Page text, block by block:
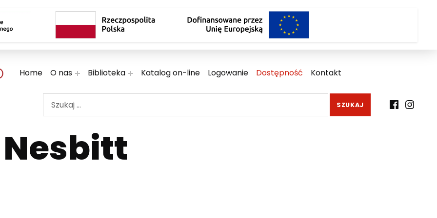
KULTURALNE EKSPLORACJE
Home O nas Biblioteka Katalog on-line Logowanie Dostępność Kontakt
Facebook